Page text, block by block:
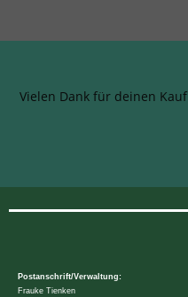
Vielen Dank für deinen
Postanschrift/Verwaltung:
Frauke Tienken